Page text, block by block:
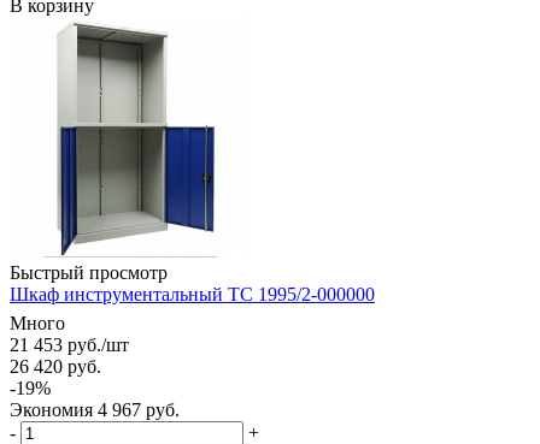
В корзину
Быстрый просмотр
Шкаф инструментальный ТС 1995/2-000000
Много
21 453 руб./шт
26 420 руб.
-19%
Экономия 4 967 руб.
-
+